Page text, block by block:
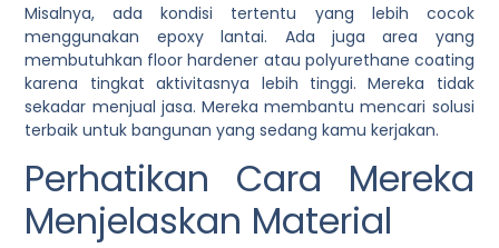
Misalnya, ada kondisi tertentu yang lebih cocok
menggunakan epoxy lantai. Ada juga area yang
membutuhkan floor hardener atau polyurethane coating
karena tingkat aktivitasnya lebih tinggi. Mereka tidak
sekadar menjual jasa. Mereka membantu mencari solusi
terbaik untuk bangunan yang sedang kamu kerjakan.
Perhatikan Cara Mereka
Menjelaskan Material